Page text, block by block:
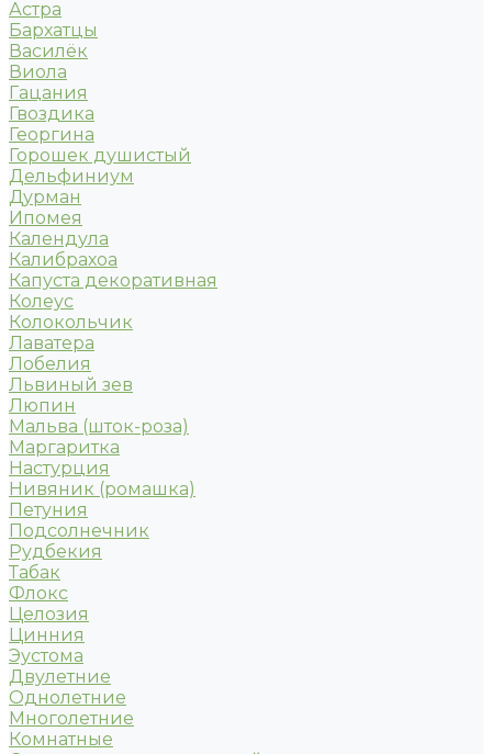
Астра
Бархатцы
Василёк
Виола
Гацания
Гвоздика
Георгина
Горошек душистый
Дельфиниум
Дурман
Ипомея
Календула
Калибрахоа
Капуста декоративная
Колеус
Колокольчик
Лаватера
Лобелия
Львиный зев
Люпин
Мальва (шток-роза)
Маргаритка
Настурция
Нивяник (ромашка)
Петуния
Подсолнечник
Рудбекия
Табак
Флокс
Целозия
Цинния
Эустома
Двулетние
Однолетние
Многолетние
Комнатные